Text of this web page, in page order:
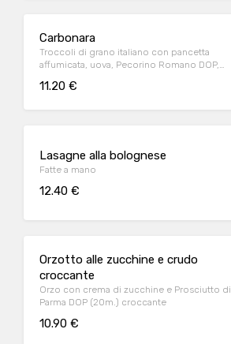
Carbonara
Troccoli di grano italiano con pancetta
affumicata, uova, Pecorino Romano DOP,
11.20 €
Lasagne alla bolognese
Fatte a mano
12.40 €
Orzotto alle zucchine e crudo
croccante
Orzo con crema di zucchine e Prosciutto di
Parma DOP (20m.) croccante
10.90 €